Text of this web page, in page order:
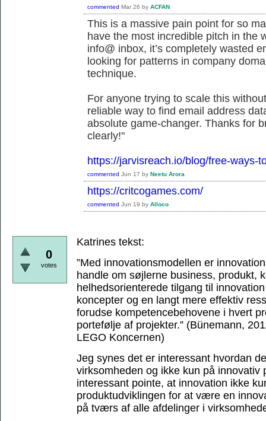
commented Mar 26 by ACFAN
This is a massive pain point for so
have the most incredible pitch in the
info@ inbox, it’s completely wasted
looking for patterns in company
technique.
For anyone trying to scale this
reliable way to find email address
absolute game-changer. Thanks for
clearly!"
https://jarvisreach.io/blog/free-ways-
commented Jun 17 by Neetu Arora
https://critcogames.com/
commented Jun 19 by Alloco
0
votes
Katrines tekst:
”Med innovationsmodellen er
handle om søjlerne business, produkt,
helhedsorienterede tilgang til
koncepter og en langt mere effektiv
forudse kompetencebehovene i hvert
portefølje af projekter.” (Bünemann,
LEGO Koncernen)
Jeg synes det er interessant hvordan
virksomheden og ikke kun på innovativ
interessant pointe, at innovation ikke
produktudviklingen for at være en
på tværs af alle afdelinger i